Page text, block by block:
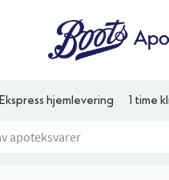
Ekspress hjemlevering 1 time